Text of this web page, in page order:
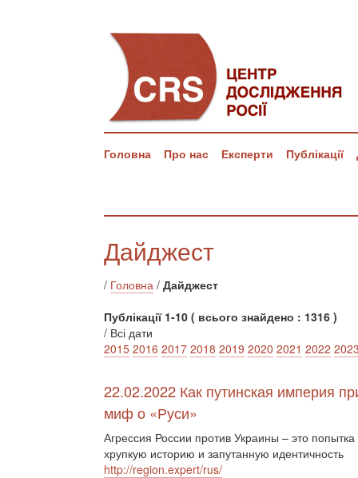
Головна Про нас Експерти Публікації
Дайджест
/ Головна / Дайджест
Публікації 1-10 ( всього знайдено : 1316 )
/ Всі дати
2015 2016 2017 2018 2019 2020 2021 2022
22.02.2022 Как путинская империя
миф о «Руси»
Агрессия России против Украины – это
хрупкую историю и запутанную идентичность
http://region.expert/rus/